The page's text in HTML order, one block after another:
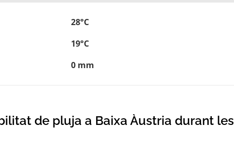
28°C
19°C
0 mm
de pluja a Baixa Àustria durant les